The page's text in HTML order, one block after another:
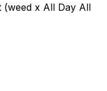
(weed x All Day All